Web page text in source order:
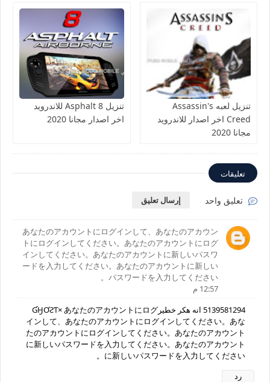
تنزيل لعبه Assassin's
Creed اخر اصدار للاندرويد
مجانا 2020
تنزيل Asphalt 8 للاندرويد
اخر اصدار مجانا 2020
تعليقات
تعليق واحد إرسال تعليق
あなたのアカウントにログインして、あなたのアカウン
トにログインしてください。あなたのアカウントにログ
インしてください。あなたのアカウントに新しいパスワ
ードを入力してください。あなたのアカウントに新しい
パスワードを入力してください。
12:57 م
5139581294 انه هكر خطيرƓӇƠƧƬ× あなたのアカウントにログ
インして、あなたのアカウントにログインしてください。あな
たのアカウントにログインしてください。あなたのアカウント
に新しいパスワードを入力してください。あなたのアカウント
に新しいパスワードを入力してください。
رد